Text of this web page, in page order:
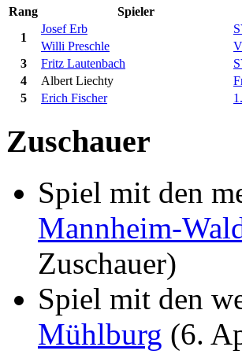
Rang Spieler
1
Josef Erb
Willi Preschle
3
Fritz Lautenbach
4
Albert Liechty
5
Erich Fischer
Zuschauer
Spiel mit den
Mannheim-
Zuschauer)
Spiel mit den
Mühlburg (6.